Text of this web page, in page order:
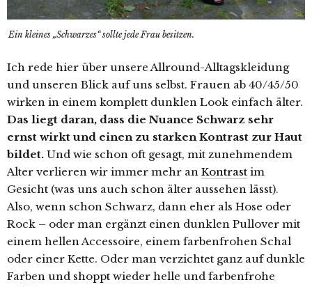
Ein kleines „Schwarzes“ sollte jede Frau besitzen.
Ich rede hier über unsere Allround-Alltagskleidung
und unseren Blick auf uns selbst. Frauen ab 40/45/50
wirken in einem komplett dunklen Look einfach älter.
Das liegt daran, dass die Nuance Schwarz sehr
ernst wirkt und einen zu starken Kontrast zur Haut
bildet. Und wie schon oft gesagt, mit zunehmendem
Alter verlieren wir immer mehr an Kontrast im
Gesicht (was uns auch schon älter aussehen lässt).
Also, wenn schon Schwarz, dann eher als Hose oder
Rock – oder man ergänzt einen dunklen Pullover mit
einem hellen Accessoire, einem farbenfrohen Schal
oder einer Kette. Oder man verzichtet ganz auf dunkle
Farben und shoppt wieder helle und farbenfrohe